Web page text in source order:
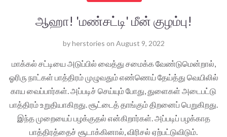
ஆஹா! 'மண்சட்டி' மீன் குழம்பு!
byherstories on August 9, 2022
மாக்கல் சட்டியை அடுப்பில் வைத்து சமைக்க வேண்டுமென்றால்,
ஓரிரு நாட்கள் பாத்திரம் முழுவதும் எண்ணெய் தேய்த்து வெயிலில்
காய வைப்பார்கள். அப்படிச் செய்யும் போது, துளைகள் அடைபட்டு
பாத்திரம் உறுதியாகிறது. சூட்டைத் தாங்கும் திறனைப் பெறுகிறது.
இந்த முறையைப் பழக்குதல் என்கிறார்கள். அப்படிப் பழக்காத
பாத்திரத்தைச் சூடாக்கினால், விரிசல் ஏற்பட்டுவிடும்.